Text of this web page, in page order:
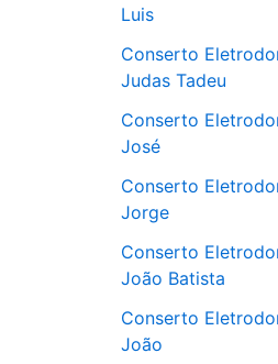
Luis
Conserto
Judas Tadeu
Conserto
José
Conserto
Jorge
Conserto
João Batista
Conserto
João